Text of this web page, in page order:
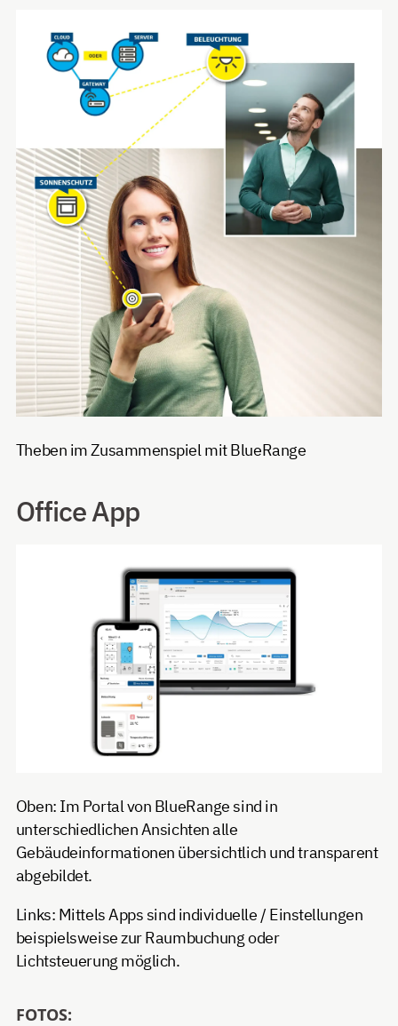
Theben im Zusammenspiel mit BlueRange
Office App
Oben: Im Portal von BlueRange sind in
unterschiedlichen Ansichten alle
Gebäudeinformationen übersichtlich und transparent
abgebildet.
Links: Mittels Apps sind individuelle / Einstellungen
beispielsweise zur Raumbuchung oder
Lichtsteuerung möglich.
FOTOS: